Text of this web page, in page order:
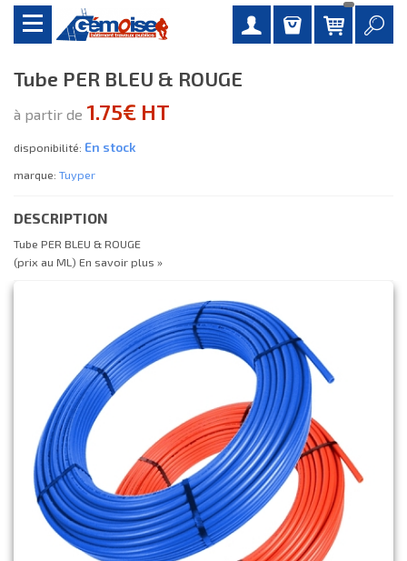
Tube PER BLEU & ROUGE
à partir de 1.75€ HT
disponibilité: En stock
marque: Tuyper
DESCRIPTION
Tube PER BLEU & ROUGE
(prix au ML) En savoir plus »